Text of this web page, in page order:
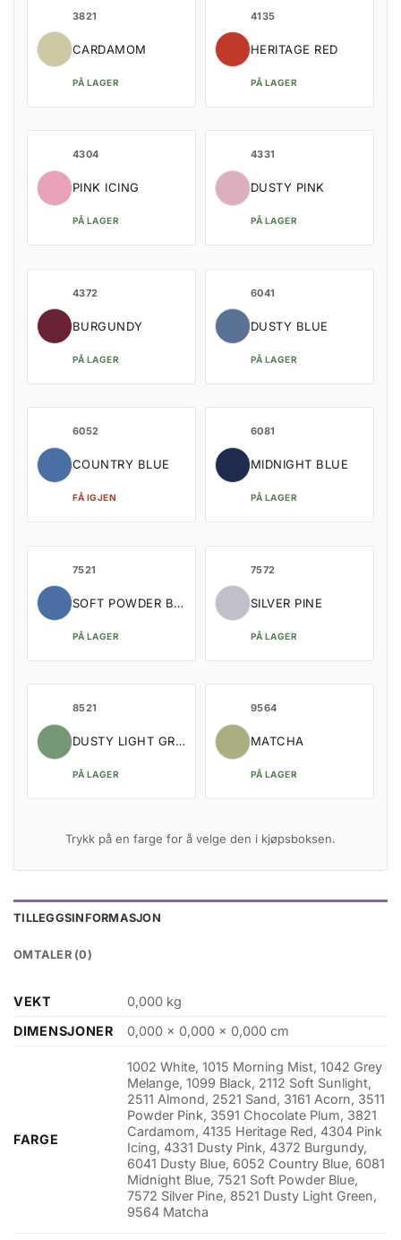
3821
CARDAMOM
PÅ LAGER
4135
HERITAGE RED
PÅ LAGER
4304
PINK ICING
PÅ LAGER
4331
DUSTY PINK
PÅ LAGER
4372
BURGUNDY
PÅ LAGER
6041
DUSTY BLUE
PÅ LAGER
6052
COUNTRY BLUE
FÅ IGJEN
6081
MIDNIGHT BLUE
PÅ LAGER
7521
SOFT POWDER BLUE
PÅ LAGER
7572
SILVER PINE
PÅ LAGER
8521
DUSTY LIGHT GREEN
PÅ LAGER
9564
MATCHA
PÅ LAGER
Trykk på en farge for å velge den i kjøpsboksen.
TILLEGGSINFORMASJON
OMTALER (0)
VEKT
0,000 kg
DIMENSJONER
0,000 × 0,000 × 0,000 cm
FARGE
1002 White, 1015 Morning Mist, 1042 Grey
Melange, 1099 Black, 2112 Soft Sunlight,
2511 Almond, 2521 Sand, 3161 Acorn, 3511
Powder Pink, 3591 Chocolate Plum, 3821
Cardamom, 4135 Heritage Red, 4304 Pink
Icing, 4331 Dusty Pink, 4372 Burgundy,
6041 Dusty Blue, 6052 Country Blue, 6081
Midnight Blue, 7521 Soft Powder Blue,
7572 Silver Pine, 8521 Dusty Light Green,
9564 Matcha